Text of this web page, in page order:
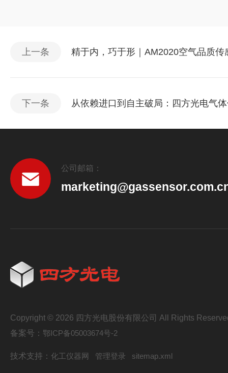
上一条 精于内，巧于形｜AM2020空气品质传
下一条 从依赖进口到自主破局：四方光电气
公司邮箱：
Copyright © 2026 四方光电股份有限公司 All Rights
备案号： 鄂ICP备05003674号-2
技术支持： 化工仪器网 管理登录 sitemap.xml